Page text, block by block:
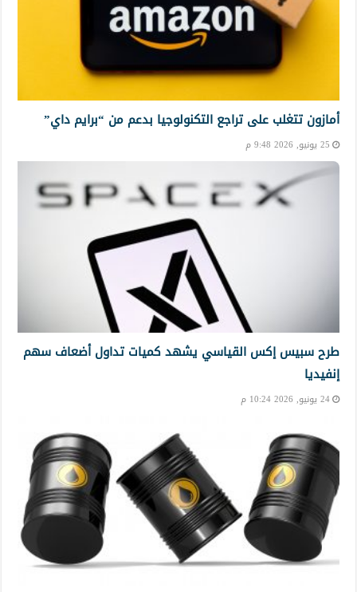
أمازون تتغلب على تراجع التكنولوجيا بدعم من “برايم داي”
25 يونيو, 2026 9:48 م
طرح سبيس إكس القياسي يشهد كميات تداول أضعاف سهم
إنفيديا
24 يونيو, 2026 10:24 م